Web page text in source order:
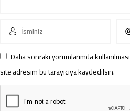
Daha sonraki yorumlarımda
site adresim bu tarayıcıya kaydedilsin.